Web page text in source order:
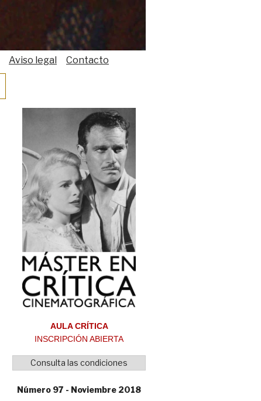
Aviso legal Contacto
AULA CRÍTICA
INSCRIPCIÓN ABIERTA
Consulta las condiciones
Número 97 - Noviembre 2018